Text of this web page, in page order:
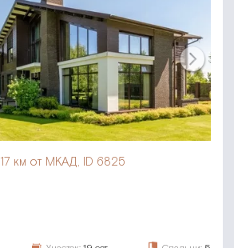
17 км от МКАД, ID 6825